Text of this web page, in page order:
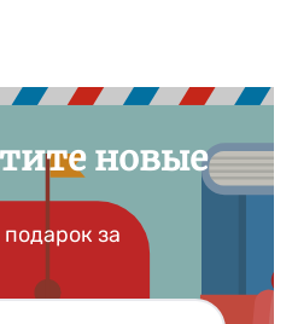
новые
за